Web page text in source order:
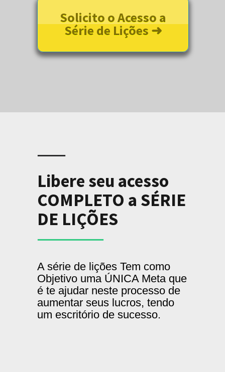
Solicito o Acesso a
Série de Lições ➜
Libere seu acesso
COMPLETO a SÉRIE
DE LIÇÕES
A série de lições Tem como
Objetivo uma ÚNICA Meta que
é te ajudar neste processo de
aumentar seus lucros, tendo
um escritório de sucesso.